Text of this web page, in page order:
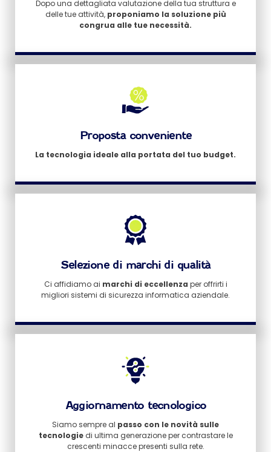
Dopo una dettagliata valutazione della tua struttura e
delle tue attività, proponiamo la soluzione più
congrua alle tue necessità.
Proposta conveniente
La tecnologia ideale alla portata del tuo budget.
Selezione di marchi di qualità
Ci affidiamo ai marchi di eccellenza per offrirti i
migliori sistemi di sicurezza informatica aziendale.
Aggiornamento tecnologico
Siamo sempre al passo con le novità sulle
tecnologiedi ultima generazione per contrastare le
crescenti minacce presenti sulla rete.